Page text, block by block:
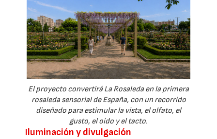
El proyecto convertirá La Rosaleda en la primera
rosaleda sensorial de España, con un recorrido
diseñado para estimular la vista, el olfato, el
gusto, el oído y el tacto.
Iluminación y divulgación